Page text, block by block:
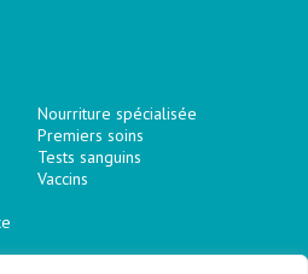
Nourriture spécialisée
Premiers soins
Tests sanguins
Vaccins